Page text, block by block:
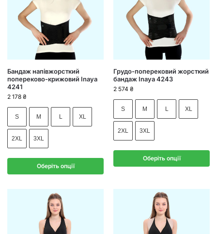
Бандаж напівжорсткий
попереково-крижовий Inaya
4241
2 178 ₴
S M L XL
2XL 3XL
Оберіть опції
Грудо-поперековий жорсткий
бандаж Inaya 4243
2 574 ₴
S M L XL
2XL 3XL
Оберіть опції